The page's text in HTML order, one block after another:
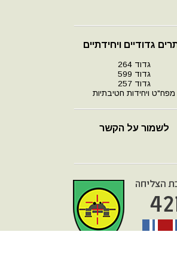
גדודיים ויחידתיים
גדוד 264
גדוד 599
גדוד 257
מפח"ט ויחידות חטיבתיות
לשמור על הקשר